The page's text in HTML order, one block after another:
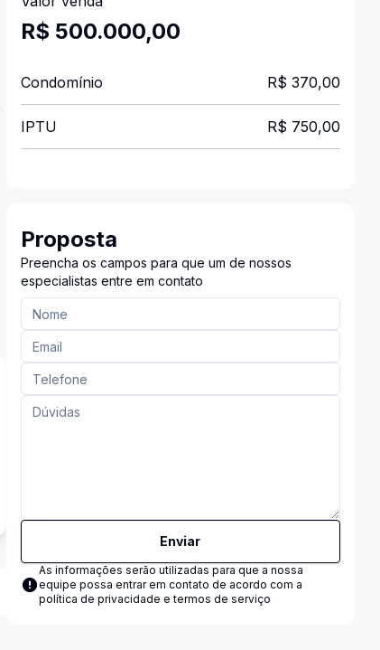
R$ 500.000,00
Condomínio R$ 370,00
IPTU R$ 750,00
Proposta
Preencha os campos para que um de nossos
especialistas entre em contato
Enviar
As informações serão utilizadas para que a nossa
equipe possa entrar em contato de acordo com a
política de privacidade e termos de serviço